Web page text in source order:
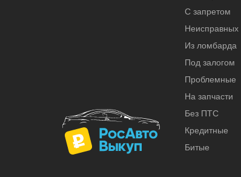
С запретом
Неисправных
Из ломбарда
Под залогом
Проблемные
На запчасти
Без ПТС
Кредитные
Битые